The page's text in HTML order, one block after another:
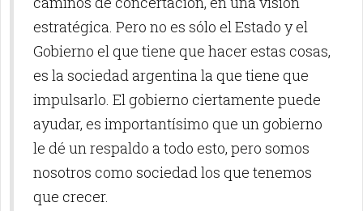
estratégica. Pero no es sólo el Estado y el
Gobierno el que tiene que hacer estas cosas,
es la sociedad argentina la que tiene que
impulsarlo. El gobierno ciertamente puede
ayudar, es importantísimo que un gobierno
le dé un respaldo a todo esto, pero somos
nosotros como sociedad los que tenemos
que crecer.